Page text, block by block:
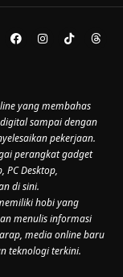
yang membahas
sampai dengan
pekerjaan.
perangkat gadget
PC Desktop,
di sini.
hobi yang
menulis informasi
media online baru
teknologi terkini.